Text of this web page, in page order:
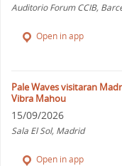
Auditorio Forum CCIB,
Open in app
Pale Waves visitaran
Vibra Mahou
15/09/2026
Sala El Sol, Madrid
Open in app